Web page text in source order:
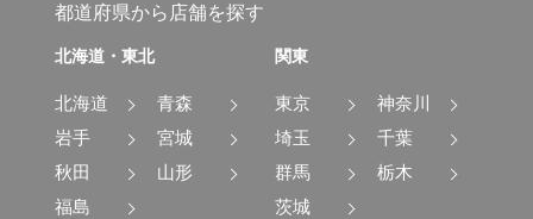
都道府県から店舗を探す
北海道・東北
北海道
青森
岩手
宮城
秋田
山形
福島
関東
東京
神奈川
埼玉
千葉
群馬
栃木
茨城